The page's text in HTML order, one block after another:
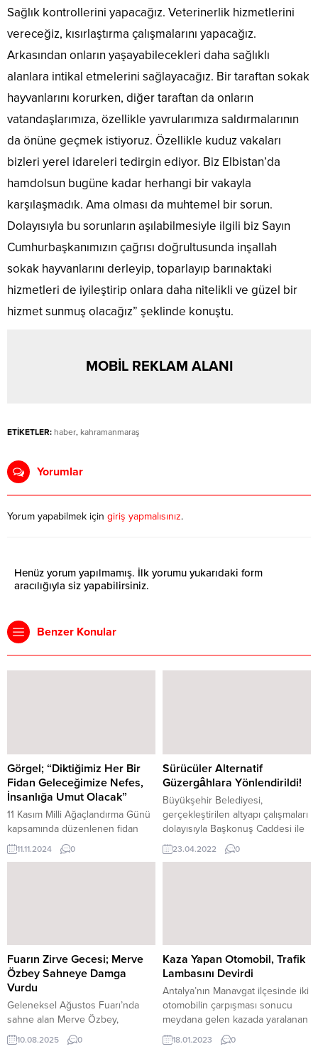
Sağlık kontrollerini yapacağız. Veterinerlik hizmetlerini
vereceğiz, kısırlaştırma çalışmalarını yapacağız.
Arkasından onların yaşayabilecekleri daha sağlıklı
alanlara intikal etmelerini sağlayacağız. Bir taraftan sokak
hayvanlarını korurken, diğer taraftan da onların
vatandaşlarımıza, özellikle yavrularımıza saldırmalarının
da önüne geçmek istiyoruz. Özellikle kuduz vakaları
bizleri yerel idareleri tedirgin ediyor. Biz Elbistan’da
hamdolsun bugüne kadar herhangi bir vakayla
karşılaşmadık. Ama olması da muhtemel bir sorun.
Dolayısıyla bu sorunların aşılabilmesiyle ilgili biz Sayın
Cumhurbaşkanımızın çağrısı doğrultusunda inşallah
sokak hayvanlarını derleyip, toparlayıp barınaktaki
hizmetleri de iyileştirip onlara daha nitelikli ve güzel bir
hizmet sunmuş olacağız” şeklinde konuştu.
MOBİL REKLAM ALANI
ETİKETLER: haber, kahramanmaraş
Yorumlar
Yorum yapabilmek için giriş yapmalısınız.
Henüz yorum yapılmamış. İlk yorumu yukarıdaki form
aracılığıyla siz yapabilirsiniz.
Benzer Konular
Görgel; “Diktiğimiz Her Bir
Fidan Geleceğimize Nefes,
İnsanlığa Umut Olacak”
11 Kasım Milli Ağaçlandırma Günü
kapsamında düzenlenen fidan
dikim programına katılan Başkan
Görgel, “Şehrimizin doğasını
dedi. Kahramanmaraş Büyükşehir
Belediye Başkanı Fırat Görgel, 11
Kasım Milli Ağaçlandırma Günü
dolayısıyla Osman...
11.11.2024 0
Sürücüler Alternatif
Güzergâhlara Yönlendirildi!
Büyükşehir Belediyesi,
gerçekleştirilen altyapı çalışmaları
dolayısıyla Başkonuş Caddesi ile
Prof. Dr. Necmettin Erbakan
Bulvarı’nın kesişim noktasındaki
güzergâhları kullanmaları istendi.
23.04.2022 0
Fuarın Zirve Gecesi; Merve
Özbey Sahneye Damga
Vurdu
Geleneksel Ağustos Fuarı’nda
sahne alan Merve Özbey,
müzikseverlere unutulmaz bir
10.08.2025 0
Kaza Yapan Otomobil, Trafik
Lambasını Devirdi
Antalya’nın Manavgat ilçesinde iki
otomobilin çarpışması sonucu
meydana gelen kazada yaralanan
olmazken, araçlardan bir tanesi
18.01.2023 0